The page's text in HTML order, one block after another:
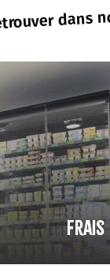
dans
Frais